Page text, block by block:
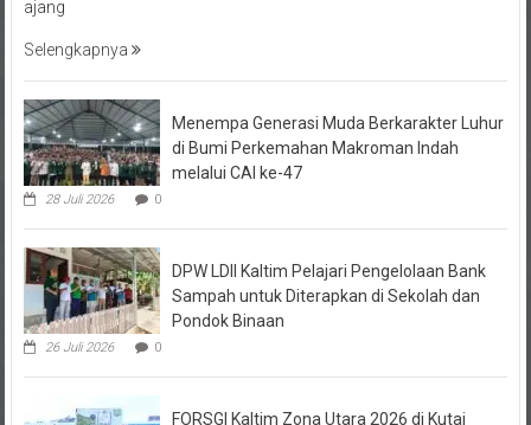
di Bumi Perkemahan Makroman Indah
melalui CAI ke-47
28 Juli 2026 0
Sampah untuk Diterapkan di Sekolah dan
Pondok Binaan
26 Juli 2026 0
Timur Saring Talenta Muda untuk Piala